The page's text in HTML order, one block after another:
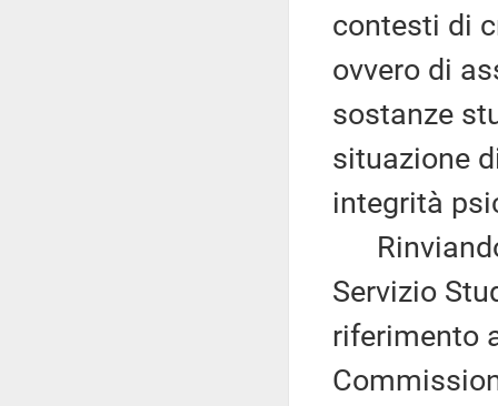
contesti di
ovvero di
sostanze
situazione
integrità
Servizio
riferimento